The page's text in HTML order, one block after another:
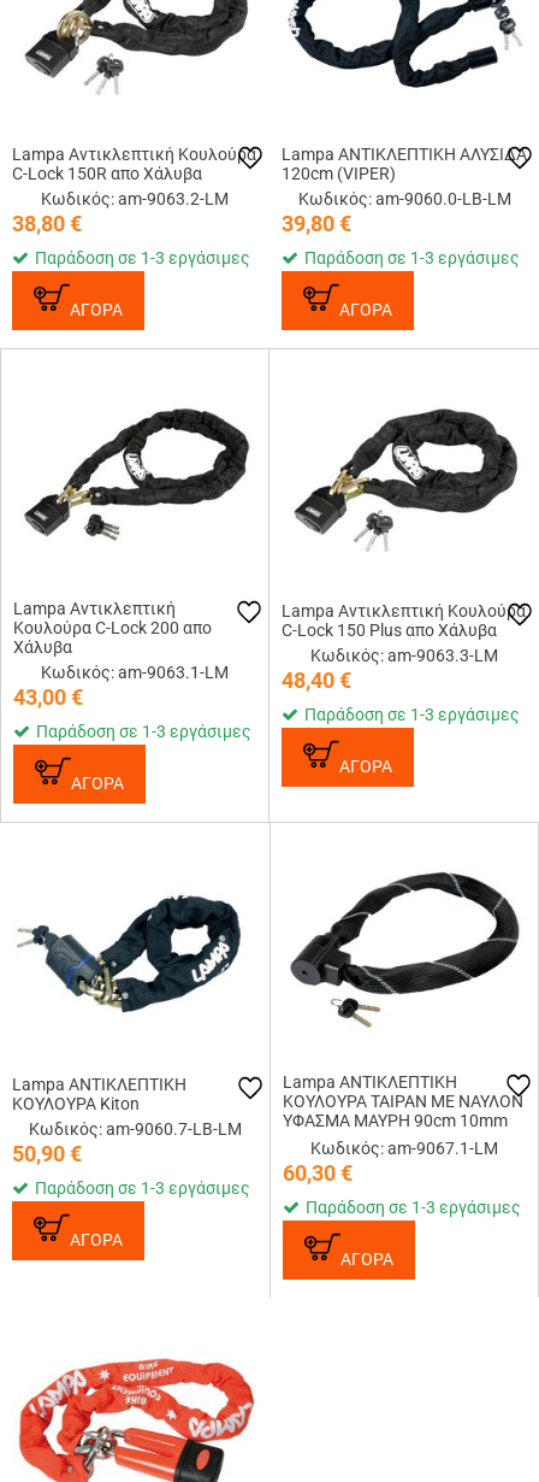
Lampa Αντικλεπτική Κουλούρα
C-Lock 150R απο Χάλυβα
Κωδικός: am-9063.2-LM
38,80€
Παράδοση σε 1-3 εργάσιμες
ΑΓΟΡΑ
Lampa ΑΝΤΙΚΛΕΠΤΙΚΗ ΑΛΥΣΙΔΑ
120cm (VIPER)
Κωδικός: am-9060.0-LB-LM
39,80€
Παράδοση σε 1-3 εργάσιμες
ΑΓΟΡΑ
Lampa Αντικλεπτική
Κουλούρα C-Lock 200 απο
Χάλυβα
Κωδικός: am-9063.1-LM
43,00€
Παράδοση σε 1-3 εργάσιμες
ΑΓΟΡΑ
Lampa Αντικλεπτική Κουλούρα
C-Lock 150 Plus απο Χάλυβα
Κωδικός: am-9063.3-LM
48,40€
Παράδοση σε 1-3 εργάσιμες
ΑΓΟΡΑ
Lampa ΑΝΤΙΚΛΕΠΤΙΚΗ
ΚΟΥΛΟΥΡΑ Kiton
Κωδικός: am-9060.7-LB-LM
50,90€
Παράδοση σε 1-3 εργάσιμες
ΑΓΟΡΑ
Lampa ΑΝΤΙΚΛΕΠΤΙΚΗ
ΚΟΥΛΟΥΡΑ TAIPAN ΜΕ ΝΑΥΛΟΝ
ΥΦΑΣΜΑ ΜΑΥΡΗ 90cm 10mm
(2 ΚΛΕΙΔΙΑ)
Κωδικός: am-9067.1-LM
60,30€
Παράδοση σε 1-3 εργάσιμες
ΑΓΟΡΑ